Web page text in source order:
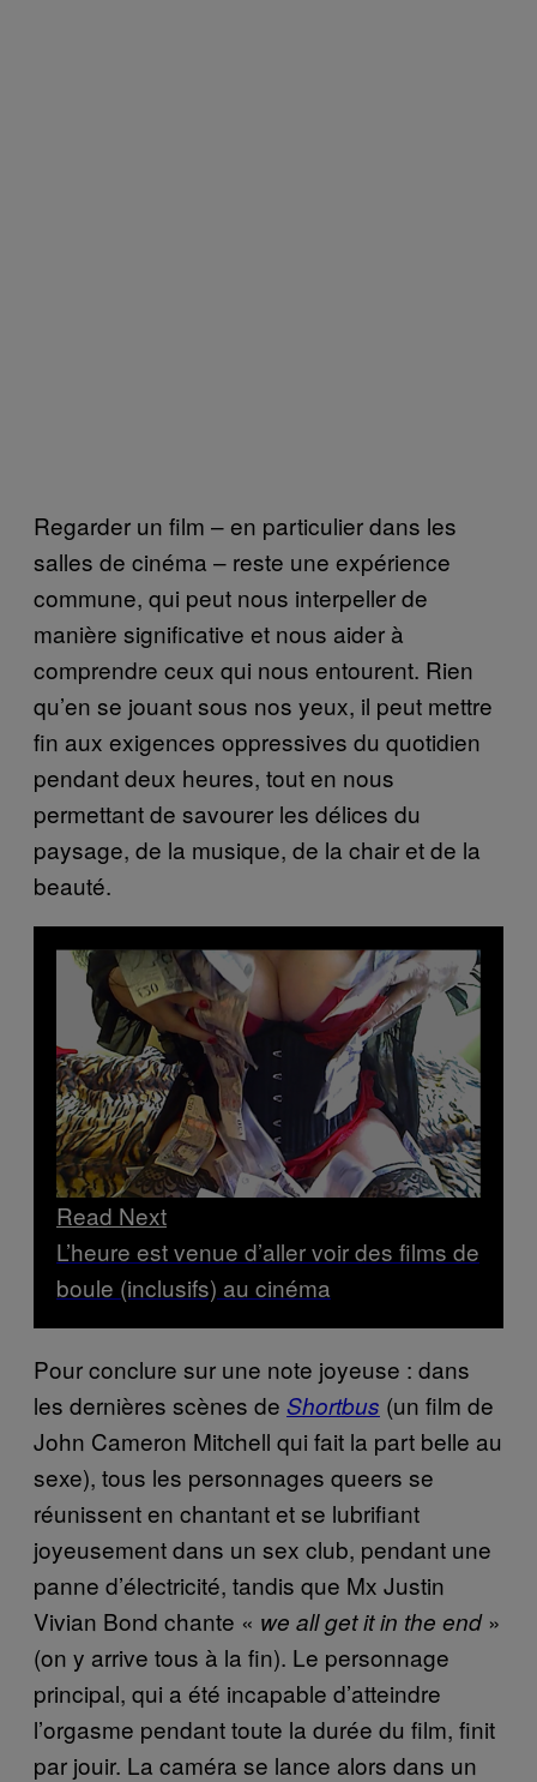
Regarder un film – en particulier dans les
salles de cinéma – reste une expérience
commune, qui peut nous interpeller de
manière significative et nous aider à
comprendre ceux qui nous entourent. Rien
qu’en se jouant sous nos yeux, il peut mettre
fin aux exigences oppressives du quotidien
pendant deux heures, tout en nous
permettant de savourer les délices du
paysage, de la musique, de la chair et de la
beauté.
Read Next
L’heure est venue d’aller voir des films de
boule (inclusifs) au cinéma
Pour conclure sur une note joyeuse : dans
les dernières scènes de Shortbus (un film de
John Cameron Mitchell qui fait la part belle au
sexe), tous les personnages queers se
réunissent en chantant et se lubrifiant
joyeusement dans un sex club, pendant une
panne d’électricité, tandis que Mx Justin
Vivian Bond chante « we all get it in the end»
(on y arrive tous à la fin). Le personnage
principal, qui a été incapable d’atteindre
l’orgasme pendant toute la durée du film, finit
par jouir. La caméra se lance alors dans un